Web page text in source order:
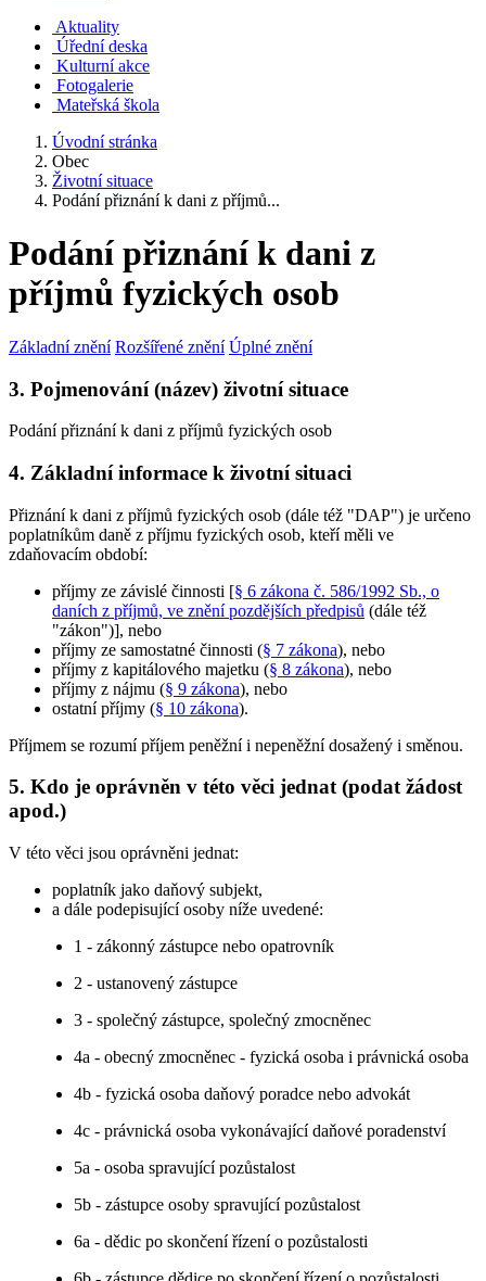
Aktuality
Úřední deska
Kulturní akce
Fotogalerie
Mateřská škola
Úvodní stránka
Obec
Životní situace
Podání přiznání k dani z příjmů...
Podání přiznání k dani z
příjmů fyzických osob
Základní znění Rozšířené znění Úplné znění
3. Pojmenování (název) životní situace
Podání přiznání k dani z příjmů fyzických osob
4. Základní informace k životní situaci
Přiznání k dani z příjmů fyzických osob (dále též "DAP") je určeno
poplatníkům daně z příjmu fyzických osob, kteří měli ve
zdaňovacím období:
příjmy ze závislé činnosti [§ 6 zákona č. 586/1992 Sb., o
daních z příjmů, ve znění pozdějších předpisů (dále též
"zákon")], nebo
příjmy ze samostatné činnosti (§ 7 zákona), nebo
příjmy z kapitálového majetku (§ 8 zákona), nebo
příjmy z nájmu (§ 9 zákona), nebo
ostatní příjmy (§ 10 zákona).
Příjmem se rozumí příjem peněžní i nepeněžní dosažený i směnou.
5. Kdo je oprávněn v této věci jednat (podat žádost
apod.)
V této věci jsou oprávněni jednat:
poplatník jako daňový subjekt,
a dále podepisující osoby níže uvedené:
1 - zákonný zástupce nebo opatrovník
2 - ustanovený zástupce
3 - společný zástupce, společný zmocněnec
4a - obecný zmocněnec - fyzická osoba i právnická osoba
4b - fyzická osoba daňový poradce nebo advokát
4c - právnická osoba vykonávající daňové poradenství
5a - osoba spravující pozůstalost
5b - zástupce osoby spravující pozůstalost
6a - dědic po skončení řízení o pozůstalosti